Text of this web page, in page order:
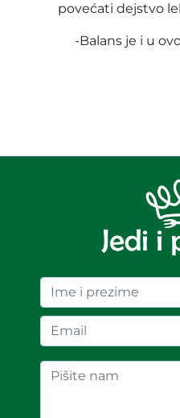
povećati dejstvo
-Balans je i u